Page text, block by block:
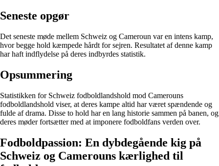
Seneste opgør
Det seneste møde mellem Schweiz og Cameroun var en intens kamp,
hvor begge hold kæmpede hårdt for sejren. Resultatet af denne kamp
har haft indflydelse på deres indbyrdes statistik.
Opsummering
Statistikken for Schweiz fodboldlandshold mod Camerouns
fodboldlandshold viser, at deres kampe altid har været spændende og
fulde af drama. Disse to hold har en lang historie sammen på banen, og
deres møder fortsætter med at imponere fodboldfans verden over.
Fodboldpassion: En dybdegående kig på
Schweiz og Camerouns kærlighed til